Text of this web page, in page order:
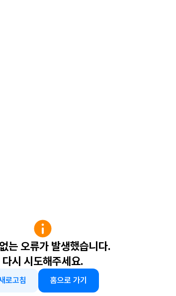
는 오류가 발생했습니다.
다시 시도해주세요.
로고침 홈으로 가기